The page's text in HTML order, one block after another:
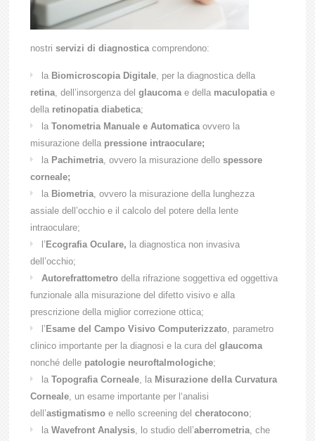
nostriservizi di diagnosticacomprendono:
la Biomicroscopia Digitale, per la diagnostica della
retina, dell’insorgenza delglaucomae della maculopatiae
della retinopatia diabetica;
laTonometria Manuale e Automaticaovvero la
misurazione della pressione intraoculare;
la Pachimetria, ovvero la misurazione dellospessore
corneale;
la Biometria, ovvero la misurazione della lunghezza
assiale dell’occhio e il calcolo del potere della lente
intraoculare;
l’ Ecografia Oculare, la diagnostica non invasiva
dell’occhio;
Autorefrattometro della rifrazione soggettiva ed oggettiva
funzionale alla misurazione del difetto visivo e alla
prescrizione della miglior correzione ottica;
l’ Esame del Campo Visivo Computerizzato, parametro
clinico importante per la diagnosi e la cura delglaucoma
nonché delle patologie neuroftalmologiche;
laTopografia Corneale, la Misurazione della Curvatura
Corneale, un esame importante per l‘analisi
dell’astigmatismo e nello screening delcheratocono;
laWavefront Analysis, lo studio dell’aberrometria, che